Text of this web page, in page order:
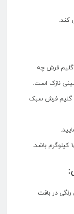
کند.
فرش چه
نازک است.
و گلیم فرش سبک
در بافت